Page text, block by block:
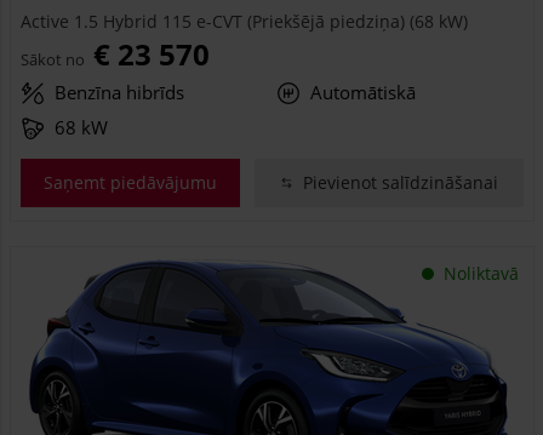
Active 1.5 Hybrid 115 e-CVT (Priekšējā piedziņa) (68 kW)
Sākot no € 23 570
Benzīna hibrīds
Automātiskā
68 kW
Saņemt piedāvājumu Pievienot salīdzināšanai
Noliktavā